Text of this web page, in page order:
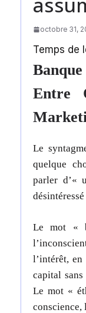
octobre 31,
Temps de
Entre
Le
quelque
parler d’«
désintéressé
Le mot «
l’intérêt,
capital
Le mot «
conscience,